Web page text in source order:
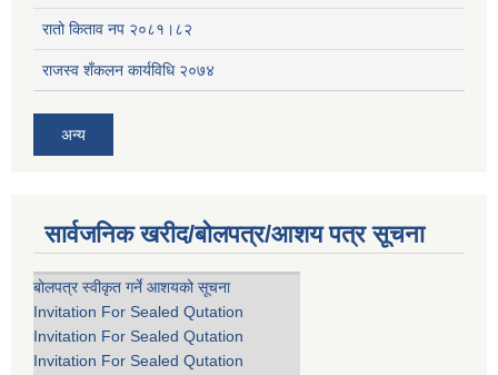
रातो किताव नप २०८१।८२
राजस्व शँकलन कार्यविधि २०७४
अन्य
सार्वजनिक खरीद/बोलपत्र/आशय पत्र सूचना
बोलपत्र स्वीकृत गर्ने आशयको सूचना
Invitation For Sealed Qutation
Invitation For Sealed Qutation
Invitation For Sealed Qutation